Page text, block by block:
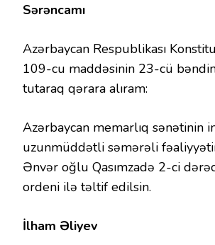
Sərəncamı
Azərbaycan Respublikası
109-cu maddəsinin 23-cü
tutaraq qərara alıram:
Azərbaycan memarlıq sənətinin
uzunmüddətli səmərəli
Ənvər oğlu Qasımzadə 2-ci
ordeni ilə təltif edilsin.
İlham Əliyev